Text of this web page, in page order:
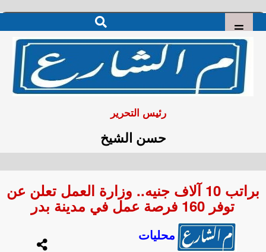
رئيس التحرير
حسن الشيخ
براتب 10 آلاف جنيه.. وزارة العمل تعلن عن
توفر 160 فرصة عمل في مدينة بدر
محليات